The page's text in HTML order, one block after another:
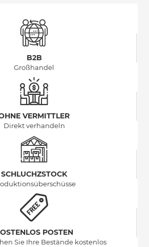
B2B
Großhandel
VERMITTLER
Direkt verhandeln
SCHLUCHZSTOCK
POSTEN
Sie Ihre Bestände kostenlos